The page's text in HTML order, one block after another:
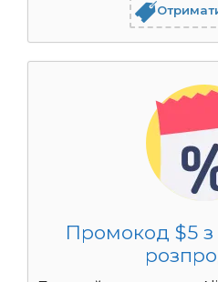
Промокод $5